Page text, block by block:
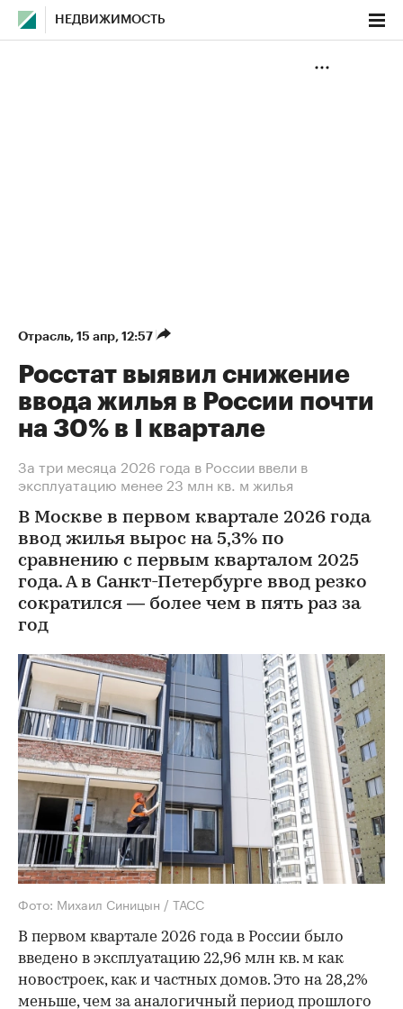
НЕДВИЖИМОСТЬ
Отрасль⁠, 15 апр, 12:57
Росстат выявил снижение
ввода жилья в России почти
на 30% в I квартале
За три месяца 2026 года в России ввели в
эксплуатацию менее 23 млн кв. м жилья
В Москве в первом квартале 2026 года
ввод жилья вырос на 5,3% по
сравнению с первым кварталом 2025
года. А в Санкт-Петербурге ввод резко
сократился — более чем в пять раз за
год
Фото: Михаил Синицын / ТАСС
В первом квартале 2026 года в России было
введено в эксплуатацию 22,96 млн кв. м как
новостроек, как и частных домов. Это на 28,2%
меньше, чем за аналогичный период прошлого